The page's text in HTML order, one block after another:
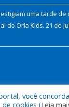
uma tarde de
do Orla Kids. 21 de
você
cookies (Leia